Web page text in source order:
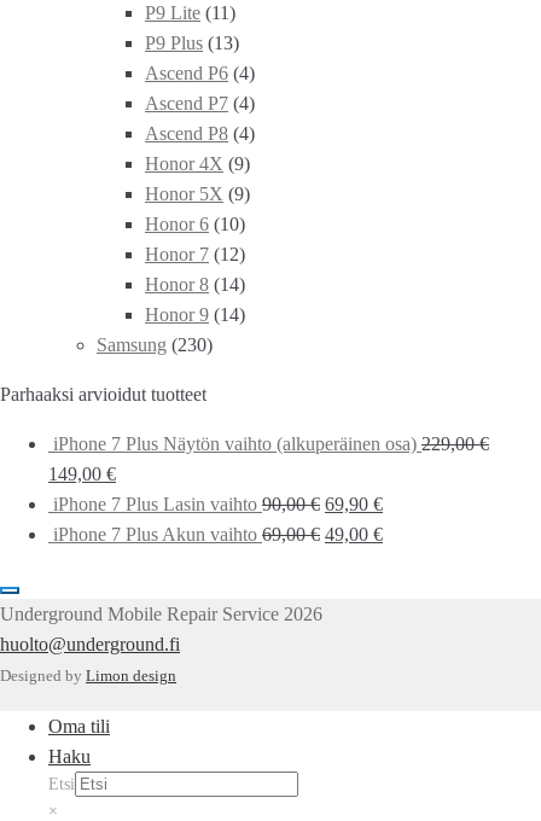
P9 Lite (11)
P9 Plus (13)
Ascend P6 (4)
Ascend P7 (4)
Ascend P8 (4)
Honor 4X (9)
Honor 5X (9)
Honor 6 (10)
Honor 7 (12)
Honor 8 (14)
Honor 9 (14)
Samsung (230)
Parhaaksi arvioidut tuotteet
iPhone 7 Plus Näytön vaihto (alkuperäinen osa) 229,00€
149,00 €
iPhone 7 Plus Lasin vaihto 90,00€ 69,90 €
iPhone 7 Plus Akun vaihto 69,00€ 49,00 €
Underground Mobile Repair Service 2026
huolto@underground.fi
Designed by Limon design
Oma tili
Haku
Etsi
×